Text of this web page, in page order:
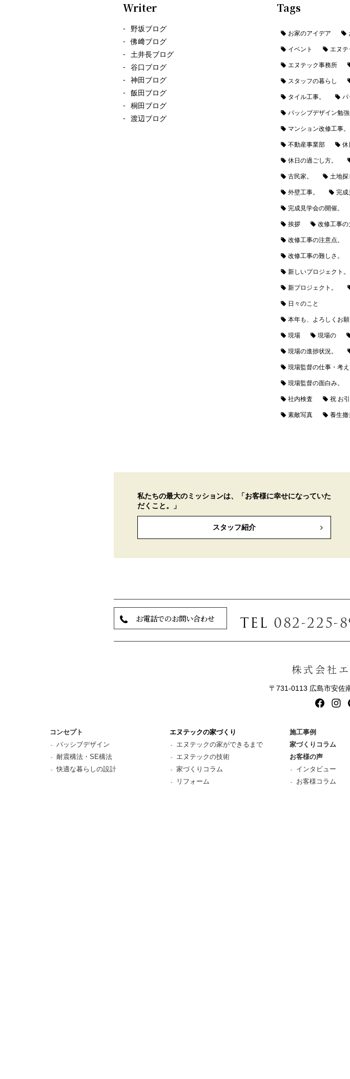
Writer
野坂ブログ
佛﨑ブログ
土井長ブログ
谷口ブログ
神田ブログ
飯田ブログ
桐田ブログ
渡辺ブログ
Tags
お家のアイデア
イベント エヌテ
エヌテック事務所
スタッフの暮らし
タイル工事。 パ
パッシブデザイン勉
マンション改修工事。
不動産事業部 休
休日の過ごし方。
古民家。 土地探
外壁工事。 完成
完成見学会の開催。
挨拶 改修工事の
改修工事の注意点。
改修工事の難しさ。
新しいプロジェクト。
新プロジェクト。
日々のこと
本年も、よろしくお願
現場 現場の
現場の進捗状況。
現場監督の仕事・考え
現場監督の面白み。
社内検査 祝 お引
素敵写真 養生撤
私たちの最大のミッションは、「お客様に幸せになっていた
だくこと。」
スタッフ紹介
お電話でのお問い合わせ TEL 082-225-
株式会社
〒731-0113 広島市安佐
コンセプト
パッシブデザイン
耐震構法・SE構法
快適な暮らしの設計
エヌテックの家づくり
エヌテックの家ができるまで
エヌテックの技術
家づくりコラム
リフォーム
施工事例
家づくりコラム
お客様の声
インタビュー
お客様コラム